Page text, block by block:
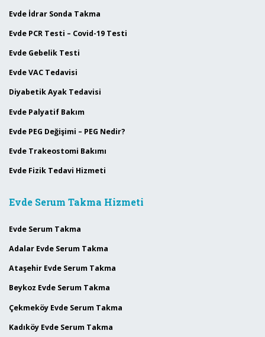
Evde İdrar Sonda Takma
Evde PCR Testi – Covid-19 Testi
Evde Gebelik Testi
Evde VAC Tedavisi
Diyabetik Ayak Tedavisi
Evde Palyatif Bakım
Evde PEG Değişimi – PEG Nedir?
Evde Trakeostomi Bakımı
Evde Fizik Tedavi Hizmeti
Evde Serum Takma Hizmeti
Evde Serum Takma
Adalar Evde Serum Takma
Ataşehir Evde Serum Takma
Beykoz Evde Serum Takma
Çekmeköy Evde Serum Takma
Kadıköy Evde Serum Takma